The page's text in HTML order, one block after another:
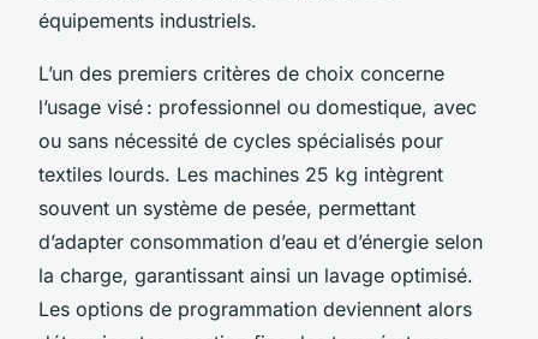
équipements industriels.
L’un des premiers critères de choix concerne
l’usage visé : professionnel ou domestique, avec
ou sans nécessité de cycles spécialisés pour
textiles lourds. Les machines 25 kg intègrent
souvent un système de pesée, permettant
d’adapter consommation d’eau et d’énergie selon
la charge, garantissant ainsi un lavage optimisé.
Les options de programmation deviennent alors